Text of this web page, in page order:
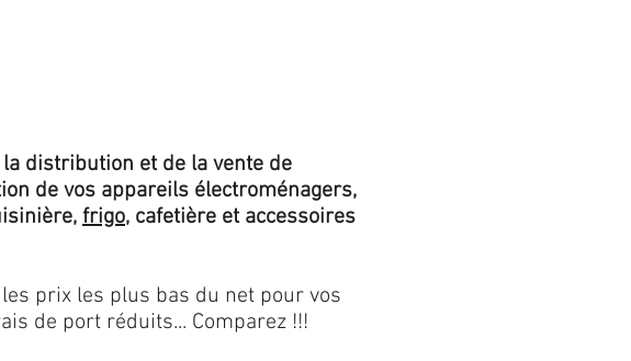
distribution et de la vente de
de vos appareils électroménagers,
frigo, cafetière et accessoires
prix les plus bas du net pour vos
de port réduits... Comparez !!!